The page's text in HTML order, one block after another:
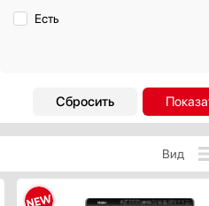
Есть
Дополнительные
функции
Датчик контроля чистоты воды
Трехмерный сенсор
Датчик прозрачности воды
Вид